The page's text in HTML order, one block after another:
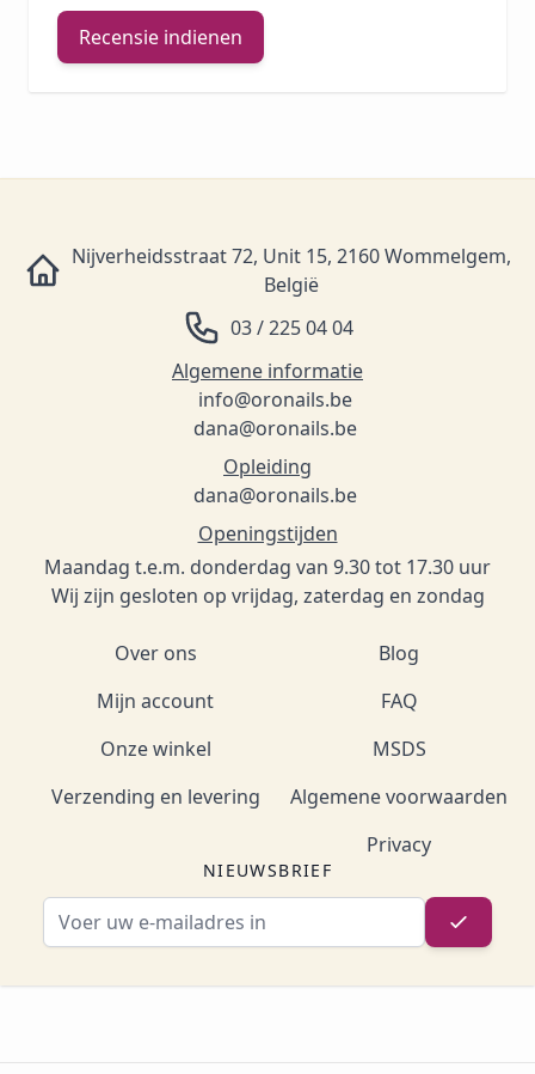
Recensie indienen
Nijverheidsstraat 72, Unit 15, 2160 Wommelgem,
België
03 / 225 04 04
Algemene informatie
info@oronails.be
dana@oronails.be
Opleiding
dana@oronails.be
Openingstijden
Maandag t.e.m. donderdag van 9.30 tot 17.30 uur
Wij zijn gesloten op vrijdag, zaterdag en zondag
Over ons
Mijn account
Onze winkel
Verzending en levering
Blog
FAQ
MSDS
Algemene voorwaarden
Privacy
NIEUWSBRIEF